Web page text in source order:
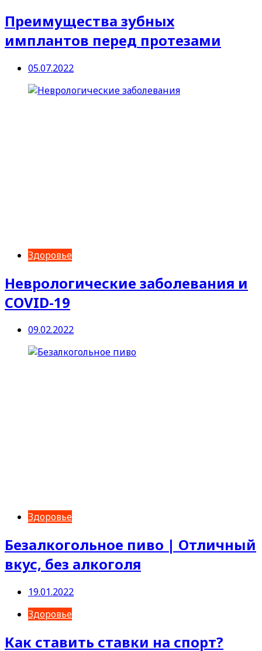
Преимущества зубных
имплантов перед протезами
05.07.2022
Здоровье
Неврологические заболевания и
COVID-19
09.02.2022
Здоровье
Безалкогольное пиво | Отличный
вкус, без алкоголя
19.01.2022
Здоровье
Как ставить ставки на спорт?